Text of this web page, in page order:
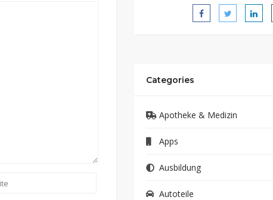
Categories
Apotheke & Medizin
Apps
Ausbildung
Autoteile